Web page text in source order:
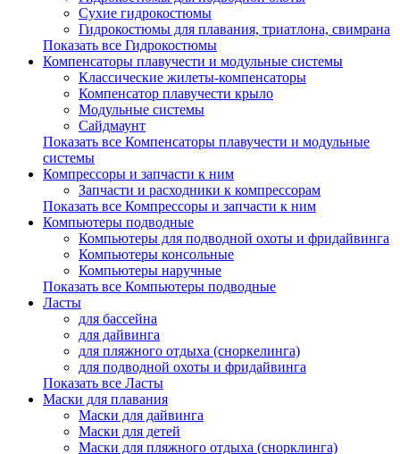
Сухие гидрокостюмы
Гидрокостюмы для плавания, триатлона, свимрана
Показать все Гидрокостюмы
Компенсаторы плавучести и модульные системы
Классические жилеты-компенсаторы
Компенсатор плавучести крыло
Модульные системы
Сайдмаунт
Показать все Компенсаторы плавучести и модульные
системы
Компрессоры и запчасти к ним
Запчасти и расходники к компрессорам
Показать все Компрессоры и запчасти к ним
Компьютеры подводные
Компьютеры для подводной охоты и фридайвинга
Компьютеры консольные
Компьютеры наручные
Показать все Компьютеры подводные
Ласты
для бассейна
для дайвинга
для пляжного отдыха (сноркелинга)
для подводной охоты и фридайвинга
Показать все Ласты
Маски для плавания
Маски для дайвинга
Маски для детей
Маски для пляжного отдыха (снорклинга)